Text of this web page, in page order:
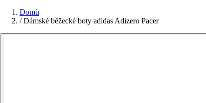
Domů
/ Dámské běžecké boty adidas Adizero Pacer